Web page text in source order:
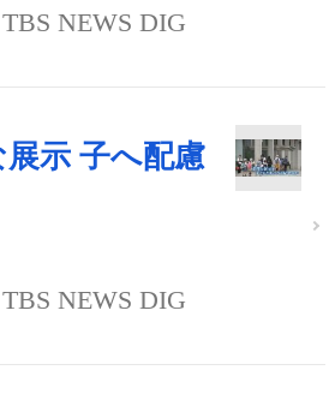
TBS NEWS DIG
示 子へ配慮
TBS NEWS DIG